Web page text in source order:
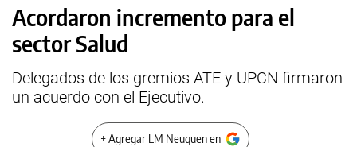
Acordaron incremento para el
sector Salud
Delegados de los gremios ATE y UPCN firmaron
un acuerdo con el Ejecutivo.
+ Agregar LM Neuquen en